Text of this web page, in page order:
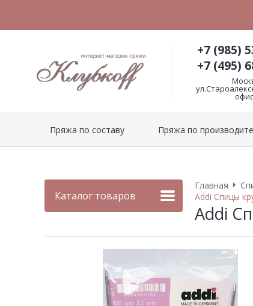
+7 (985)
+7 (495)
Пряжа по составу Пряжа по
Каталог товаров
Главная
Addi Спицы
Addi